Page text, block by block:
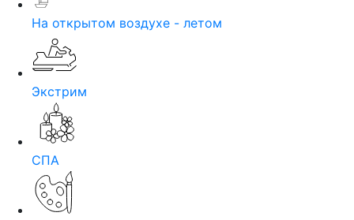
На открытом воздухе - летом
Экстрим
СПА